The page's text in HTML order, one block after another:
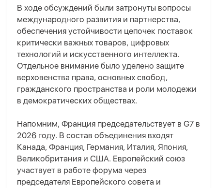
В ходе обсуждений были затронуты вопросы
международного развития и партнерства,
обеспечения устойчивости цепочек поставок
критически важных товаров, цифровых
технологий и искусственного интеллекта.
Отдельное внимание было уделено защите
верховенства права, основных свобод,
гражданского пространства и роли молодежи
в демократических обществах.
Напомним, Франция председательствует в G7 в
2026 году. В состав объединения входят
Канада, Франция, Германия, Италия, Япония,
Великобритания и США. Европейский союз
участвует в работе форума через
председателя Европейского совета и